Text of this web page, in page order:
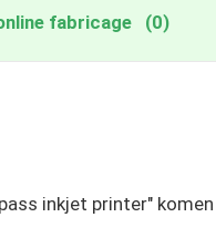
fabricage (0)
inkjet printer" komen